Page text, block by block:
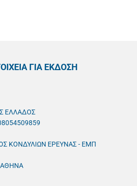
ΓΙΑ ΕΚΔΟΣΗ
ΕΛΛΑΔΟΣ
ΚΟΝΔΥΛΙΩΝ ΕΡΕΥΝΑΣ - ΕΜΠ
ΑΘΗΝΑ